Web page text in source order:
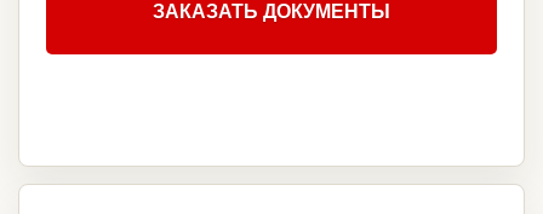
ЗАКАЗАТЬ ДОКУМЕНТЫ